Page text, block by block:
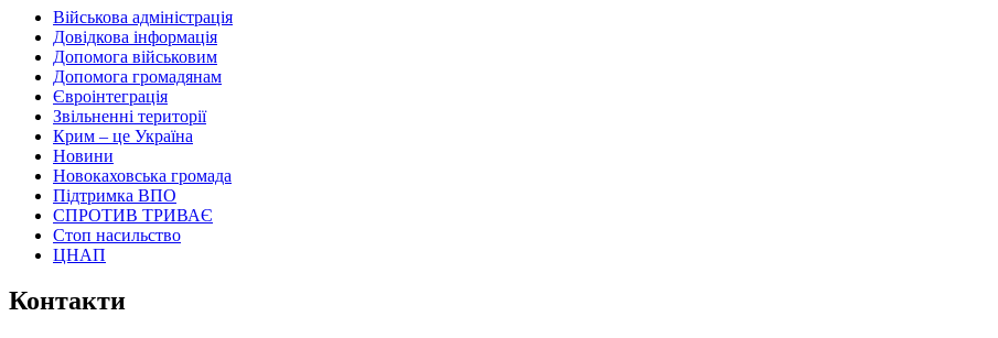
Військова адміністрація
Довідкова інформація
Допомога військовим
Допомога громадянам
Євроінтеграція
Звільненні території
Крим – це Україна
Новини
Новокаховська громада
Підтримка ВПО
СПРОТИВ ТРИВАЄ
Стоп насильство
ЦНАП
Контакти